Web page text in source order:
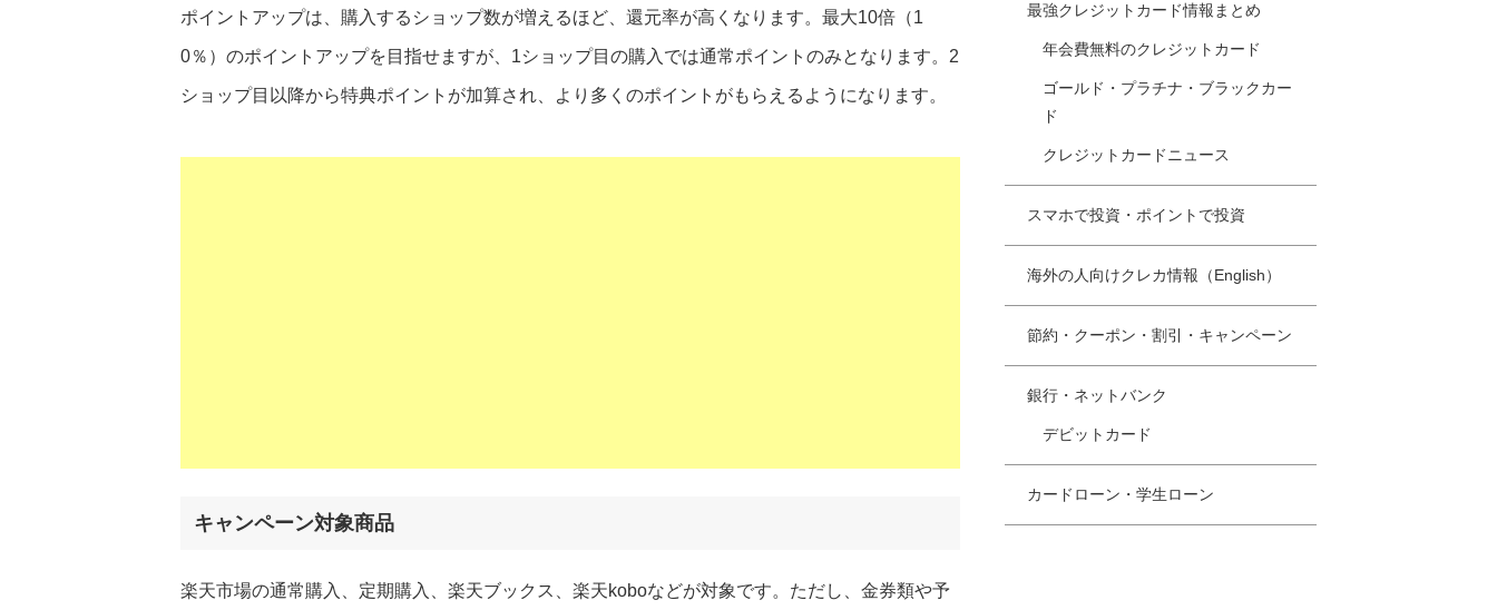
ポイントアップは、購入するショップ数が増えるほど、還元率が高くなります。最大10倍（1
0％）のポイントアップを目指せますが、1ショップ目の購入では通常ポイントのみとなります。2
ショップ目以降から特典ポイントが加算され、より多くのポイントがもらえるようになります​​。
キャンペーン対象商品
楽天市場の通常購入、定期購入、楽天ブックス、楽天koboなどが対象です。ただし、金券類や予
最強クレジットカード情報まとめ
年会費無料のクレジットカード
ゴールド・プラチナ・ブラックカー
ド
クレジットカードニュース
スマホで投資・ポイントで投資
海外の人向けクレカ情報（English）
節約・クーポン・割引・キャンペーン
銀行・ネットバンク
デビットカード
カードローン・学生ローン